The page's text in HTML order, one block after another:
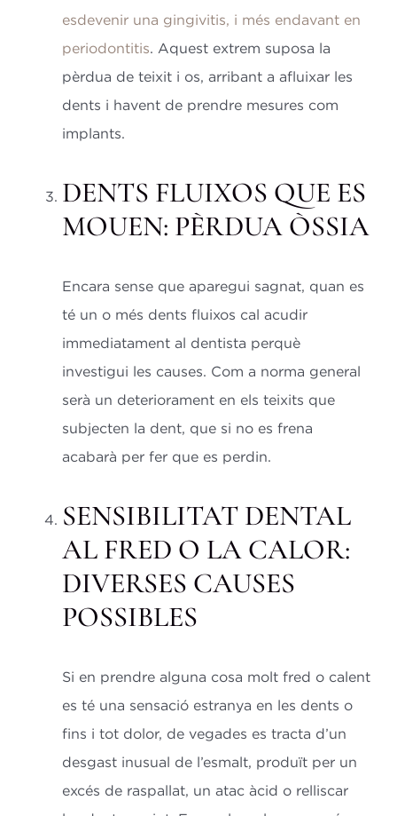
esdevenir una gingivitis, i més endavant en
periodontitis . Aquest extrem suposa la
pèrdua de teixit i os, arribant a afluixar les
dents i havent de prendre mesures com
implants.
DENTS FLUIXOS QUE ES
MOUEN: PÈRDUA ÒSSIA
Encara sense que aparegui sagnat, quan es
té un o més dents fluixos cal acudir
immediatament al dentista perquè
investigui les causes. Com a norma general
serà un deteriorament en els teixits que
subjecten la dent, que si no es frena
acabarà per fer que es perdin.
SENSIBILITAT DENTAL
AL FRED O LA CALOR:
DIVERSES CAUSES
POSSIBLES
Si en prendre alguna cosa molt fred o calent
es té una sensació estranya en les dents o
fins i tot dolor, de vegades es tracta d’un
desgast inusual de l’esmalt, produït per un
excés de raspallat, un atac àcid o relliscar